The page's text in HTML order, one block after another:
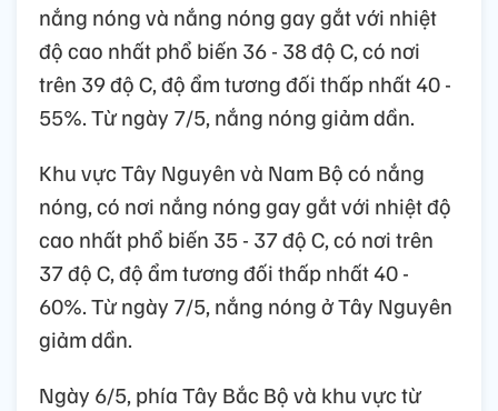
nắng nóng và nắng nóng gay gắt với nhiệt
độ cao nhất phổ biến 36 - 38 độ C, có nơi
trên 39 độ C, độ ẩm tương đối thấp nhất 40 -
55%. Từ ngày 7/5, nắng nóng giảm dần.
Khu vực Tây Nguyên và Nam Bộ có nắng
nóng, có nơi nắng nóng gay gắt với nhiệt độ
cao nhất phổ biến 35 - 37 độ C, có nơi trên
37 độ C, độ ẩm tương đối thấp nhất 40 -
60%. Từ ngày 7/5, nắng nóng ở Tây Nguyên
giảm dần.
Ngày 6/5, phía Tây Bắc Bộ và khu vực từ